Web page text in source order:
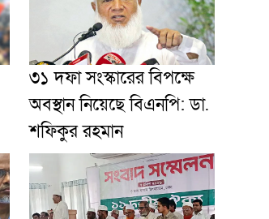
৩১ দফা সংস্কারের বিপক্ষে
অবস্থান নিয়েছে বিএনপি: ডা.
শফিকুর রহমান